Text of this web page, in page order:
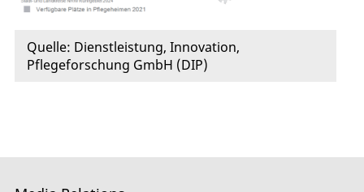
Quelle: Dienstleistung, Innovation,
Pflegeforschung GmbH (DIP)